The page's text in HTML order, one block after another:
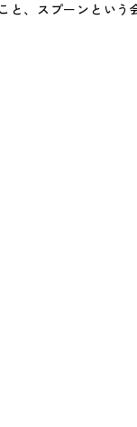
、スプーンという